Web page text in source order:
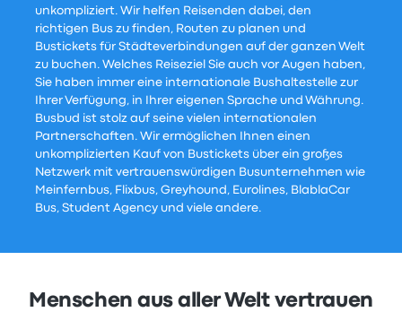
unkompliziert. Wir helfen Reisenden dabei, den
richtigen Bus zu finden, Routen zu planen und
Bustickets für Städteverbindungen auf der ganzen Welt
zu buchen. Welches Reiseziel Sie auch vor Augen haben,
Sie haben immer eine internationale Bushaltestelle zur
Ihrer Verfügung, in Ihrer eigenen Sprache und Währung.
Busbud ist stolz auf seine vielen internationalen
Partnerschaften. Wir ermöglichen Ihnen einen
unkomplizierten Kauf von Bustickets über ein großes
Netzwerk mit vertrauenswürdigen Busunternehmen wie
Meinfernbus, Flixbus, Greyhound, Eurolines, BlablaCar
Bus, Student Agency und viele andere.
Menschen aus aller Welt vertrauen